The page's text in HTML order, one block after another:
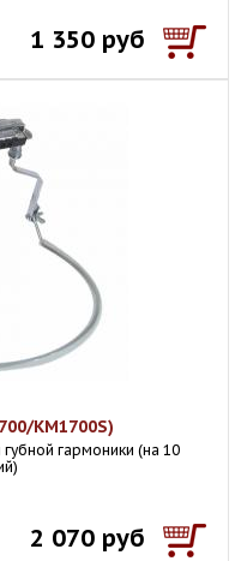
1 350 руб
KM1700S)
гармоники (на 10
2 070 руб